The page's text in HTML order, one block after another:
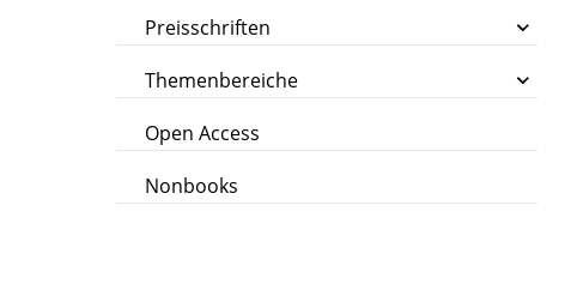
Preisschriften
Themenbereiche
Open Access
Nonbooks